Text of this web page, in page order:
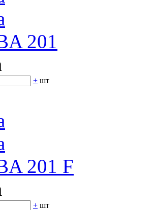
201
+ шт
201 F
+ шт